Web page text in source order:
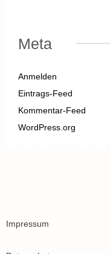
Meta
Anmelden
Eintrags-Feed
Kommentar-Feed
WordPress.org
Impressum